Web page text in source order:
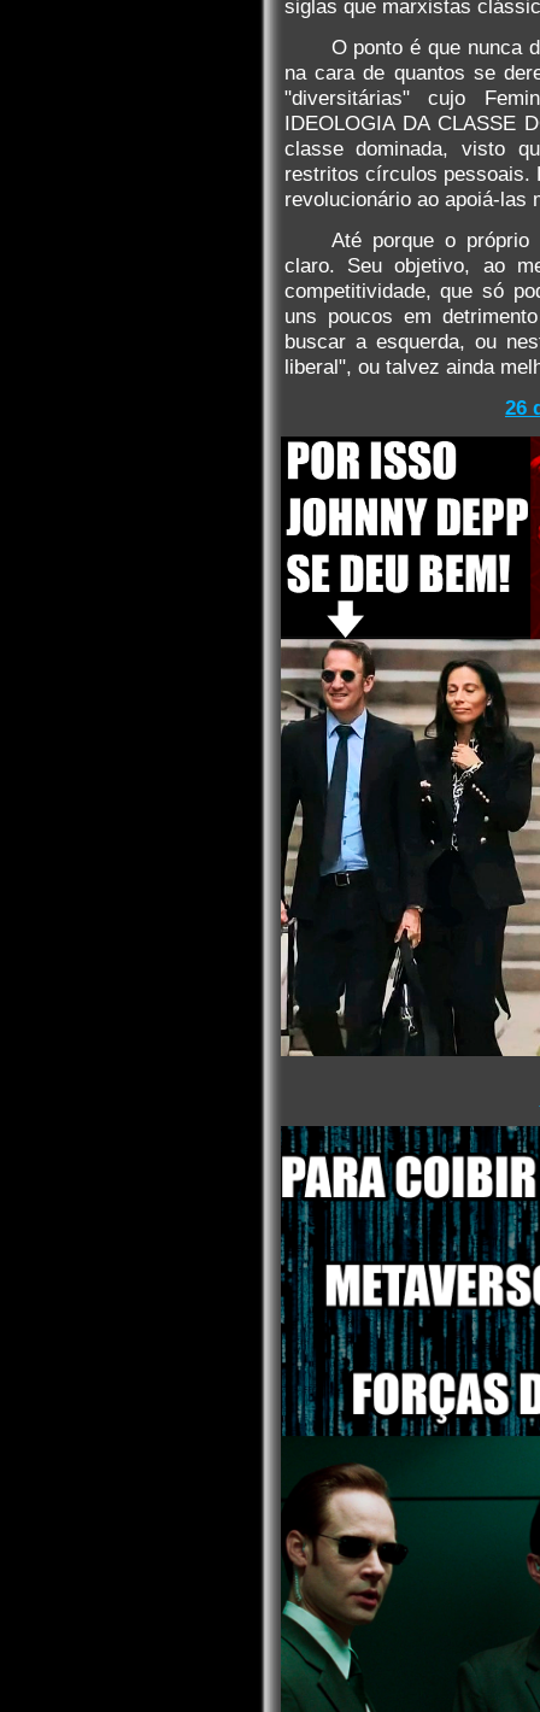
siglas que marxistas
O ponto é que nunca
na cara de quantos se
"diversitárias" cujo
IDEOLOGIA DA CLASSE
classe dominada, visto
restritos círculos pessoais.
revolucionário ao apoiá-las
Até porque o próprio
claro. Seu objetivo, ao
competitividade, que só
uns poucos em
buscar a esquerda, ou
liberal", ou talvez ainda
26